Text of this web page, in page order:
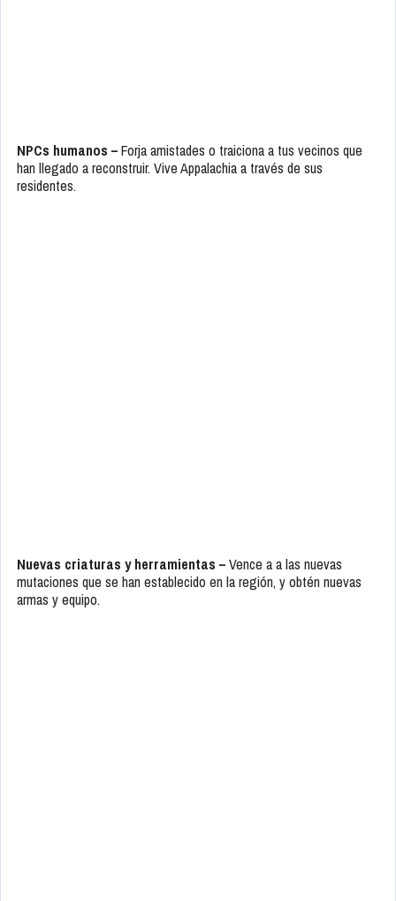
NPCs humanos –Forja amistades o traiciona a tus vecinos que
han llegado a reconstruir. Vive Appalachia a través de sus
residentes.
Nuevas criaturas y herramientas –Vence a a las nuevas
mutaciones que se han establecido en la región, y obtén nuevas
armas y equipo.